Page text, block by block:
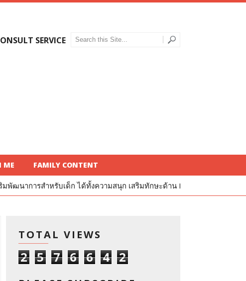
SERVICE
ME FAMILY CONTENT
ได้ทั้งความสนุก เสริมทักษะด้าน IQ และ EQ รีวิว Kinder Puppets แบร
TOTAL VIEWS
2 5 7 6 6 4 2